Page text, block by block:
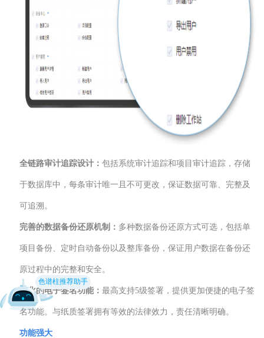
全链路审计追踪设计：包括系统审计追踪和项目审计追踪，存储
于数据库中，每条审计唯一且不可更改，保证数据可靠、完整及
可追溯。
完善的数据备份还原机制： 多种数据备份还原方式可选，包括单
项目备份、定时自动备份以及整库备份，保证用户数据在备份还
原过程中的完整和安全。
优化的电子签名功能：最高支持5级签署，提供更加便捷的电子签
名功能。与纸质签署拥有等效的法律效力，责任清晰明确。
功能强大
色谱柱推荐助手